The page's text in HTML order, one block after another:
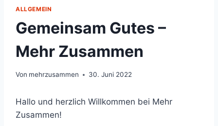
ALLGEMEIN
Gemeinsam Gutes –
Mehr Zusammen
Von mehrzusammen 30. Juni 2022
Hallo und herzlich Willkommen bei Mehr
Zusammen!